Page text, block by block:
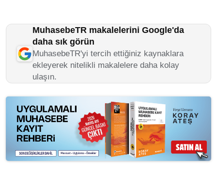
MuhasebeTR makalelerini Google'da
daha sık görün
MuhasebeTR'yi tercih ettiğiniz kaynaklara
ekleyerek nitelikli makalelere daha kolay
ulaşın.